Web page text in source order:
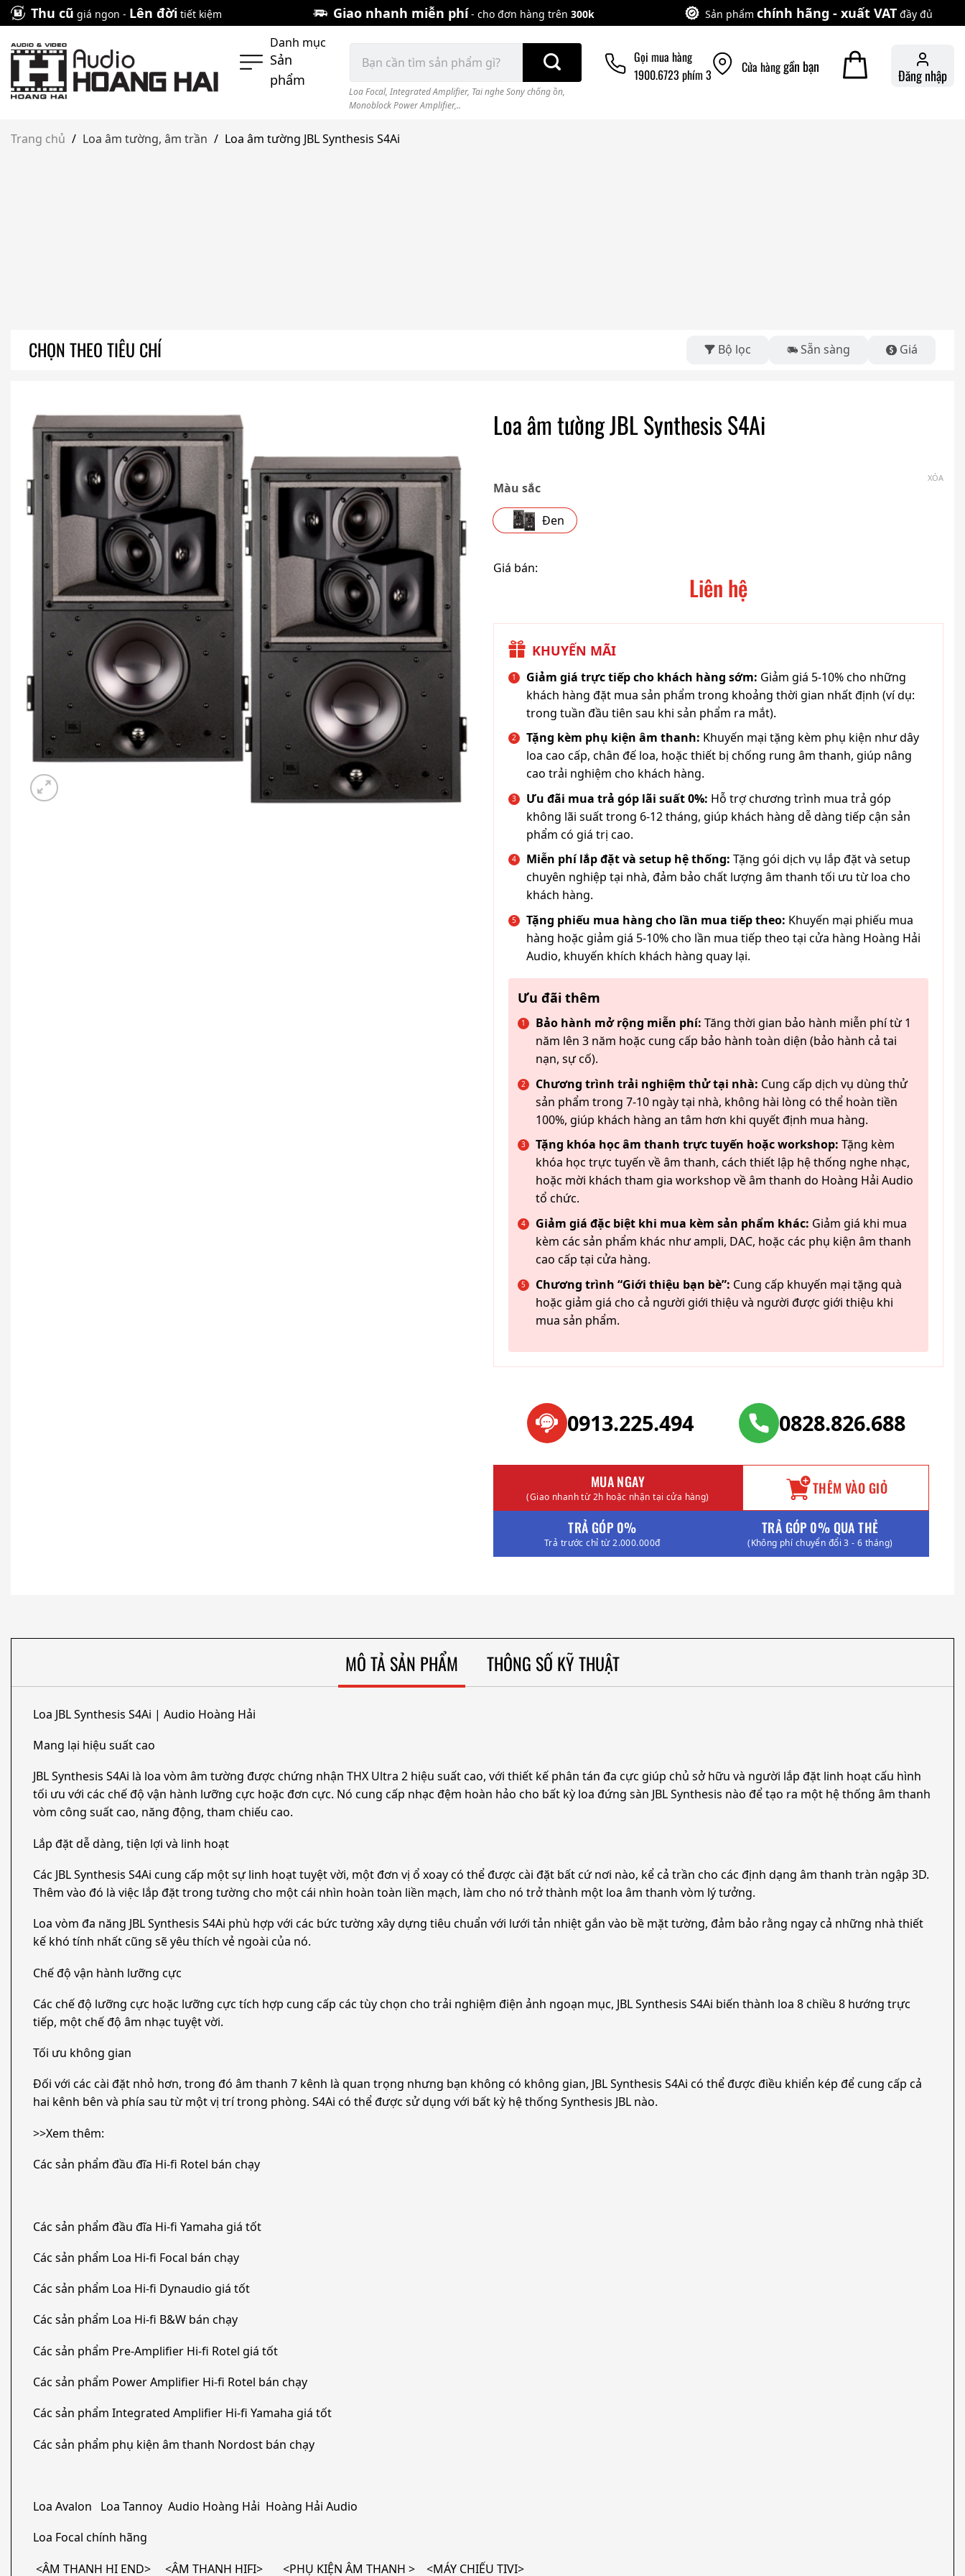
Skip
to
content
Thu cũ giá ngon - Lên đời tiết kiệm Giao nhanh miễn phí- cho đơn hàng trên 300k Sản phẩm chính hãng - xuất VAT đầy đủ
Danh mục
Sản
phẩm
kiếm:
Loa Focal, Integrated Amplifier, Tai nghe Sony chống ồn,
Monoblock Power Amplifier,..
Gọi mua hàng
1900.6723 phím 3
Cửa hànggần bạn Đăng nhập
Trang chủ / Loa âm tường, âm trần / Loa âm tường JBL Synthesis S4Ai
CHỌN THEO TIÊU CHÍ Bộ lọc Sẵn sàng Giá
Loa âm tường JBL Synthesis S4Ai
Màu sắc
Đen
XÓA
Giá bán:
Liên hệ
KHUYẾN MÃI
Giảm giá trực tiếp cho khách hàng sớm: Giảm giá 5-10% cho những
khách hàng đặt mua sản phẩm trong khoảng thời gian nhất định (ví dụ:
trong tuần đầu tiên sau khi sản phẩm ra mắt).
Tặng kèm phụ kiện âm thanh: Khuyến mại tặng kèm phụ kiện như dây
loa cao cấp, chân đế loa, hoặc thiết bị chống rung âm thanh, giúp nâng
cao trải nghiệm cho khách hàng.
Ưu đãi mua trả góp lãi suất 0%: Hỗ trợ chương trình mua trả góp
không lãi suất trong 6-12 tháng, giúp khách hàng dễ dàng tiếp cận sản
phẩm có giá trị cao.
Miễn phí lắp đặt và setup hệ thống: Tặng gói dịch vụ lắp đặt và setup
chuyên nghiệp tại nhà, đảm bảo chất lượng âm thanh tối ưu từ loa cho
khách hàng.
Tặng phiếu mua hàng cho lần mua tiếp theo: Khuyến mại phiếu mua
hàng hoặc giảm giá 5-10% cho lần mua tiếp theo tại cửa hàng Hoàng Hải
Audio, khuyến khích khách hàng quay lại.
Ưu đãi thêm
Bảo hành mở rộng miễn phí: Tăng thời gian bảo hành miễn phí từ 1
năm lên 3 năm hoặc cung cấp bảo hành toàn diện (bảo hành cả tai
nạn, sự cố).
Chương trình trải nghiệm thử tại nhà: Cung cấp dịch vụ dùng thử
sản phẩm trong 7-10 ngày tại nhà, không hài lòng có thể hoàn tiền
100%, giúp khách hàng an tâm hơn khi quyết định mua hàng.
Tặng khóa học âm thanh trực tuyến hoặc workshop: Tặng kèm
khóa học trực tuyến về âm thanh, cách thiết lập hệ thống nghe nhạc,
hoặc mời khách tham gia workshop về âm thanh do Hoàng Hải Audio
tổ chức.
Giảm giá đặc biệt khi mua kèm sản phẩm khác: Giảm giá khi mua
kèm các sản phẩm khác như ampli, DAC, hoặc các phụ kiện âm thanh
cao cấp tại cửa hàng.
Chương trình “Giới thiệu bạn bè”: Cung cấp khuyến mại tặng quà
hoặc giảm giá cho cả người giới thiệu và người được giới thiệu khi
mua sản phẩm.
0913.225.494 0828.826.688
MUA NGAY
(Giao nhanh từ 2h hoặc nhận tại cửa hàng) THÊM VÀO GIỎ
TRẢ GÓP 0%
Trả trước chỉ từ 2.000.000đ
TRẢ GÓP 0% QUA THẺ
(Không phí chuyển đổi 3 - 6 tháng)
MÔ TẢ SẢN PHẨM THÔNG SỐ KỸ THUẬT
Loa JBL Synthesis S4Ai | Audio Hoàng Hải
Mang lại hiệu suất cao
JBL Synthesis S4Ai là loa vòm âm tường được chứng nhận THX Ultra 2 hiệu suất cao, với thiết kế phân tán đa cực giúp chủ sở hữu và người lắp đặt linh hoạt cấu hình
tối ưu với các chế độ vận hành lưỡng cực hoặc đơn cực. Nó cung cấp nhạc đệm hoàn hảo cho bất kỳ loa đứng sàn JBL Synthesis nào để tạo ra một hệ thống âm thanh
vòm công suất cao, năng động, tham chiếu cao.
Lắp đặt dễ dàng, tiện lợi và linh hoạt
Các JBL Synthesis S4Ai cung cấp một sự linh hoạt tuyệt vời, một đơn vị ổ xoay có thể được cài đặt bất cứ nơi nào, kể cả trần cho các định dạng âm thanh tràn ngập 3D.
Thêm vào đó là việc lắp đặt trong tường cho một cái nhìn hoàn toàn liền mạch, làm cho nó trở thành một loa âm thanh vòm lý tưởng.
Loa vòm đa năng JBL Synthesis S4Ai phù hợp với các bức tường xây dựng tiêu chuẩn với lưới tản nhiệt gắn vào bề mặt tường, đảm bảo rằng ngay cả những nhà thiết
kế khó tính nhất cũng sẽ yêu thích vẻ ngoài của nó.
Chế độ vận hành lưỡng cực
Các chế độ lưỡng cực hoặc lưỡng cực tích hợp cung cấp các tùy chọn cho trải nghiệm điện ảnh ngoạn mục, JBL Synthesis S4Ai biến thành loa 8 chiều 8 hướng trực
tiếp, một chế độ âm nhạc tuyệt vời.
Tối ưu không gian
Đối với các cài đặt nhỏ hơn, trong đó âm thanh 7 kênh là quan trọng nhưng bạn không có không gian, JBL Synthesis S4Ai có thể được điều khiển kép để cung cấp cả
hai kênh bên và phía sau từ một vị trí trong phòng. S4Ai có thể được sử dụng với bất kỳ hệ thống Synthesis JBL nào.
>>Xem thêm:
Các sản phẩm đầu đĩa Hi-fi Rotel bán chạy
Các sản phẩm đầu đĩa Hi-fi Yamaha giá tốt
Các sản phẩm Loa Hi-fi Focal bán chạy
Các sản phẩm Loa Hi-fi Dynaudio giá tốt
Các sản phẩm Loa Hi-fi B&W bán chạy
Các sản phẩm Pre-Amplifier Hi-fi Rotel giá tốt
Các sản phẩm Power Amplifier Hi-fi Rotel bán chạy
Các sản phẩm Integrated Amplifier Hi-fi Yamaha giá tốt
Các sản phẩm phụ kiện âm thanh Nordost bán chạy
Loa Avalon Loa Tannoy Audio Hoàng Hải Hoàng Hải Audio
Loa Focal chính hãng
<ÂM THANH HI END> <ÂM THANH HIFI> <PHỤ KIỆN ÂM THANH > <MÁY CHIẾU TIVI>